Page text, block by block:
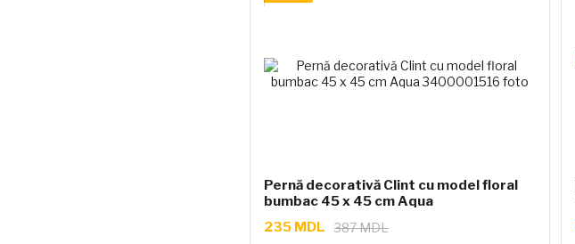
Pernă decorativă Clint cu model floral
bumbac 45 x 45 cm Aqua
387 MDL
235 MDL